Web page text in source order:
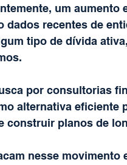
um aumento
recentes de
tipo de dívida
por consultorias
alternativa eficiente
construir planos de
nesse movimento